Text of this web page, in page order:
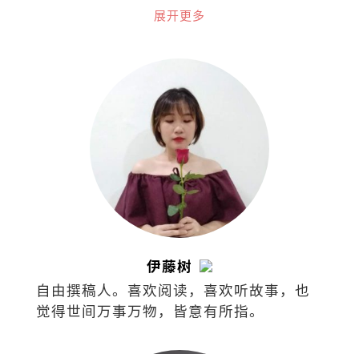
讲超过千场讲座，参与300次的电视、电
展开更多
伊藤树
自由撰稿人。喜欢阅读，喜欢听故事，也
觉得世间万事万物，皆意有所指。